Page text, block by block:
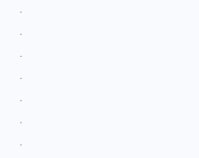
.
.
.
.
.
.
.